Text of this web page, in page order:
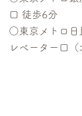
口 徒歩6分
○東京メトロ日
レベーター口